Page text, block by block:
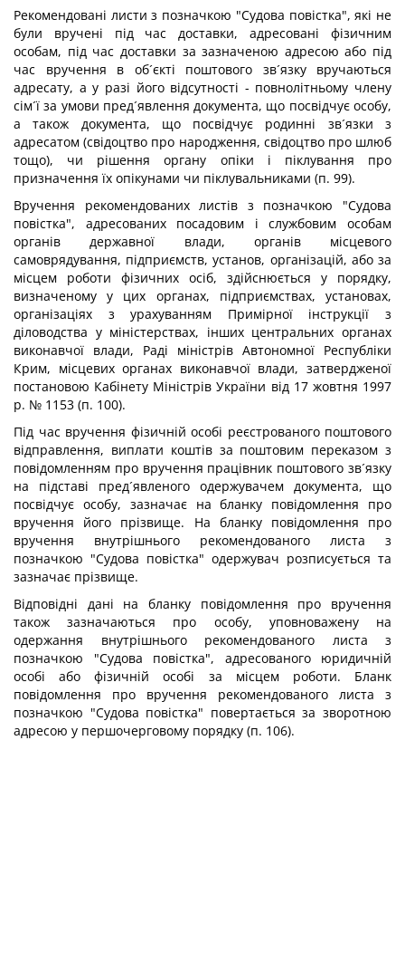
Рекомендовані листи з позначкою "Судова повістка", які не
були вручені під час доставки, адресовані фізичним
особам, під час доставки за зазначеною адресою або під
час вручення в об´єкті поштового зв´язку вручаються
адресату, а у разі його відсутності - повнолітньому члену
сім´ї за умови пред´явлення документа, що посвідчує особу,
а також документа, що посвідчує родинні зв´язки з
адресатом (свідоцтво про народження, свідоцтво про шлюб
тощо), чи рішення органу опіки і піклування про
призначення їх опікунами чи піклувальниками (п. 99).
Вручення рекомендованих листів з позначкою "Судова
повістка", адресованих посадовим і службовим особам
органів державної влади, органів місцевого
самоврядування, підприємств, установ, організацій, або за
місцем роботи фізичних осіб, здійснюється у порядку,
визначеному у цих органах, підприємствах, установах,
організаціях з урахуванням Примірної інструкції з
діловодства у міністерствах, інших центральних органах
виконавчої влади, Раді міністрів Автономної Республіки
Крим, місцевих органах виконавчої влади, затвердженої
постановою Кабінету Міністрів України від 17 жовтня 1997
р. № 1153 (п. 100).
Під час вручення фізичній особі реєстрованого поштового
відправлення, виплати коштів за поштовим переказом з
повідомленням про вручення працівник поштового зв´язку
на підставі пред´явленого одержувачем документа, що
посвідчує особу, зазначає на бланку повідомлення про
вручення його прізвище. На бланку повідомлення про
вручення внутрішнього рекомендованого листа з
позначкою "Судова повістка" одержувач розписується та
зазначає прізвище.
Відповідні дані на бланку повідомлення про вручення
також зазначаються про особу, уповноважену на
одержання внутрішнього рекомендованого листа з
позначкою "Судова повістка", адресованого юридичній
особі або фізичній особі за місцем роботи. Бланк
повідомлення про вручення рекомендованого листа з
позначкою "Судова повістка" повертається за зворотною
адресою у першочерговому порядку (п. 106).